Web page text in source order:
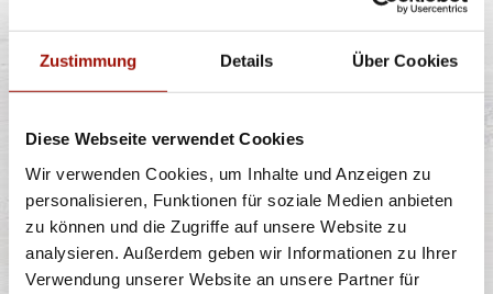
Zustimmung Details Über Cookies
Diese Webseite verwendet Cookies
Wir verwenden Cookies, um Inhalte und Anzeigen zu
personalisieren, Funktionen für soziale Medien anbieten
zu können und die Zugriffe auf unsere Website zu
analysieren. Außerdem geben wir Informationen zu Ihrer
Verwendung unserer Website an unsere Partner für
Fuze Tea Schwarzer Tee Pfirsich ist eine
außergewöhnliche Fusion aus dem Guten des
...mehr
0,4l
2,90 €
inkl. 0,25 € Pfand